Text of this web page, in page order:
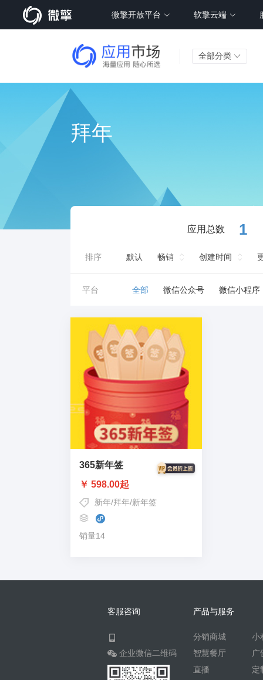
微擎开放平台 软擎云端
全部分类
拜年
应用总数 1
排序 默认 畅销 创建时间
平台 全部 微信公众号 微信小程序
365新年签
￥ 598.00起
新年/拜年/新年签
销量14
客服咨询
企业微信二维码
产品与服务
分销商城
智慧餐厅
直播
小
广
定